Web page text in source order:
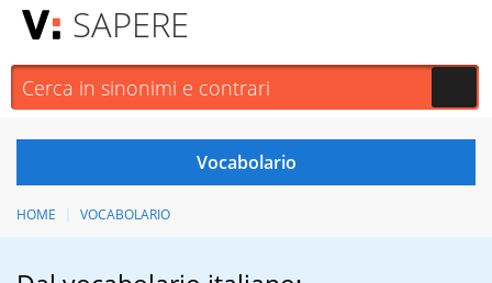
SAPERE
HOME VOCABOLARIO